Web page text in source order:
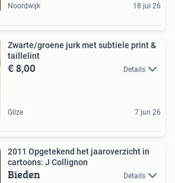
Noordwijk 18 jul 26
Zwarte/groene jurk met subtiele print &
taillelint
€ 8,00 Details
Gilze 7 jun 26
2011 Opgetekend het jaaroverzicht in
cartoons: J Collignon
Bieden Details